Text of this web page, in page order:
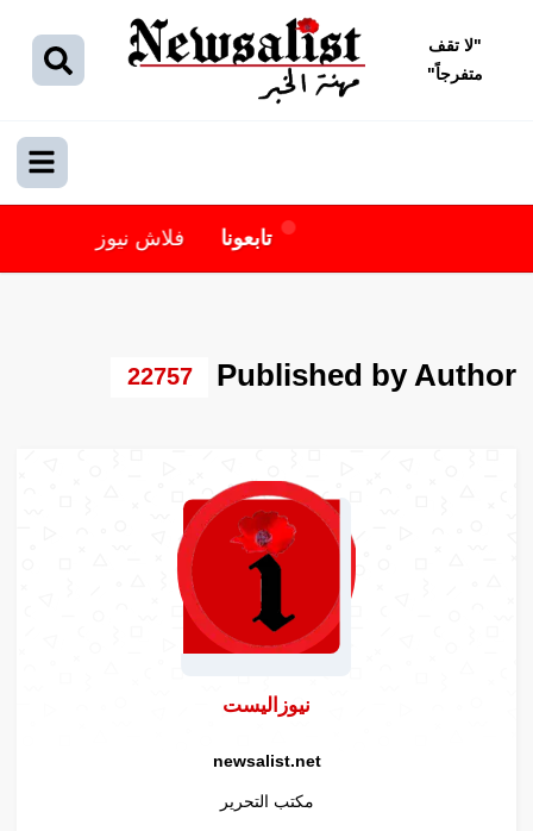
"لا تقف
متفرجاً"
تابعونا فلاش نيوز
Published by Author
22757
نيوزاليست
newsalist.net
مكتب التحرير